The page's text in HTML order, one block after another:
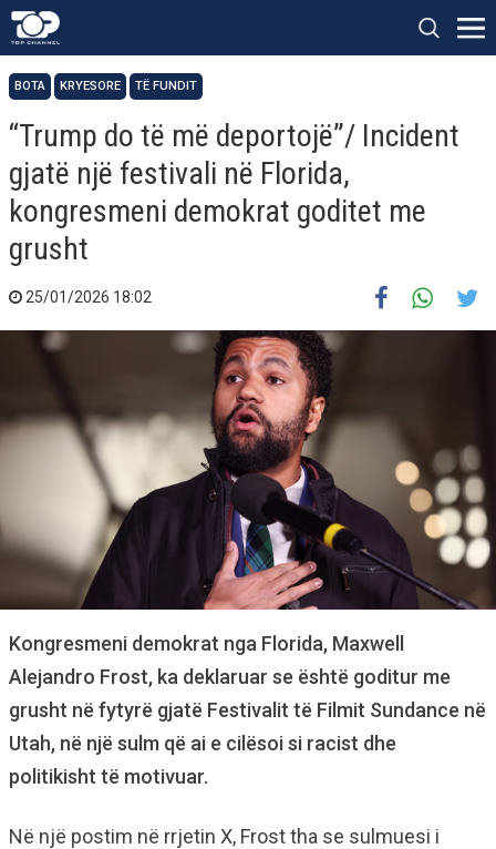
BOTA KRYESORE TË FUNDIT
“Trump do të më deportojë”/ Incident
gjatë një festivali në Florida,
kongresmeni demokrat goditet me
grusht
25/01/2026 18:02
Kongresmeni demokrat nga Florida, Maxwell
Alejandro Frost, ka deklaruar se është goditur me
grusht në fytyrë gjatë Festivalit të Filmit Sundance në
Utah, në një sulm që ai e cilësoi si racist dhe
politikisht të motivuar.
Në një postim në rrjetin X, Frost tha se sulmuesi i